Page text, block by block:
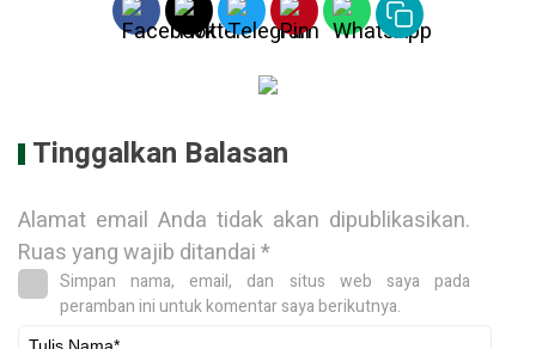
Tinggalkan Balasan
Alamat email Anda tidak akan dipublikasikan.
Ruas yang wajib ditandai*
Simpan nama, email, dan situs web saya pada
peramban ini untuk komentar saya berikutnya.